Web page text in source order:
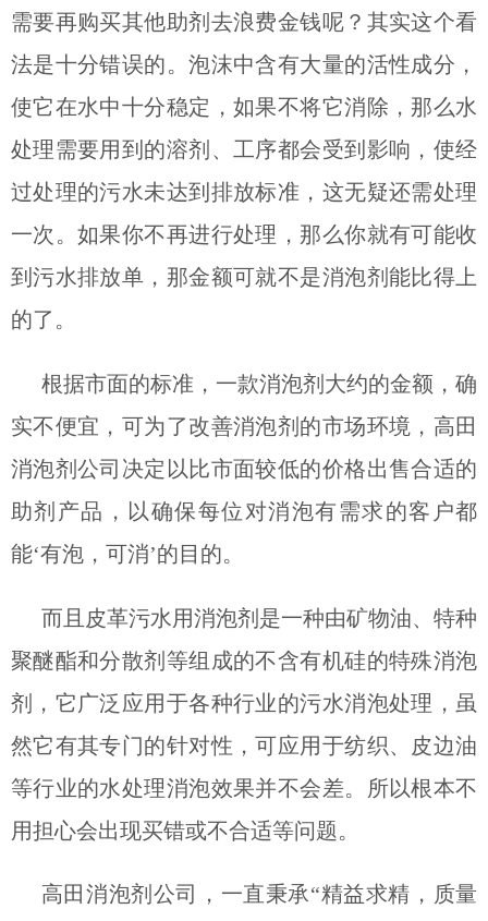
需要再购买其他助剂去浪费金钱呢？其实这个看
法是十分错误的。泡沫中含有大量的活性成分，
使它在水中十分稳定，如果不将它消除，那么水
处理需要用到的溶剂、工序都会受到影响，使经
过处理的污水未达到排放标准，这无疑还需处理
一次。如果你不再进行处理，那么你就有可能收
到污水排放单，那金额可就不是消泡剂能比得上
的了。
根据市面的标准，一款消泡剂大约的金额，确
实不便宜，可为了改善消泡剂的市场环境，高田
消泡剂公司决定以比市面较低的价格出售合适的
助剂产品，以确保每位对消泡有需求的客户都
能‘有泡，可消’的目的。
而且皮革污水用消泡剂是一种由矿物油、特种
聚醚酯和分散剂等组成的不含有机硅的特殊消泡
剂，它广泛应用于各种行业的污水消泡处理，虽
然它有其专门的针对性，可应用于纺织、皮边油
等行业的水处理消泡效果并不会差。所以根本不
用担心会出现买错或不合适等问题。
高田消泡剂公司，一直秉承“精益求精，质量